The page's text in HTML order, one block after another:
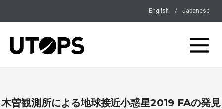
English Japanese
木曽観測所による地球接近小惑星2019 FAの発見